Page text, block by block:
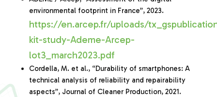
environmental footprint in France”, 2023.
https://en.arcep.fr/uploads/
kit-study-Ademe-Arcep-
lot3_march2023.pdf
Cordella, M. et al., “Durability of smartphones: A
technical analysis of reliability and repairability
aspects”, Journal of Cleaner Production, 2021.